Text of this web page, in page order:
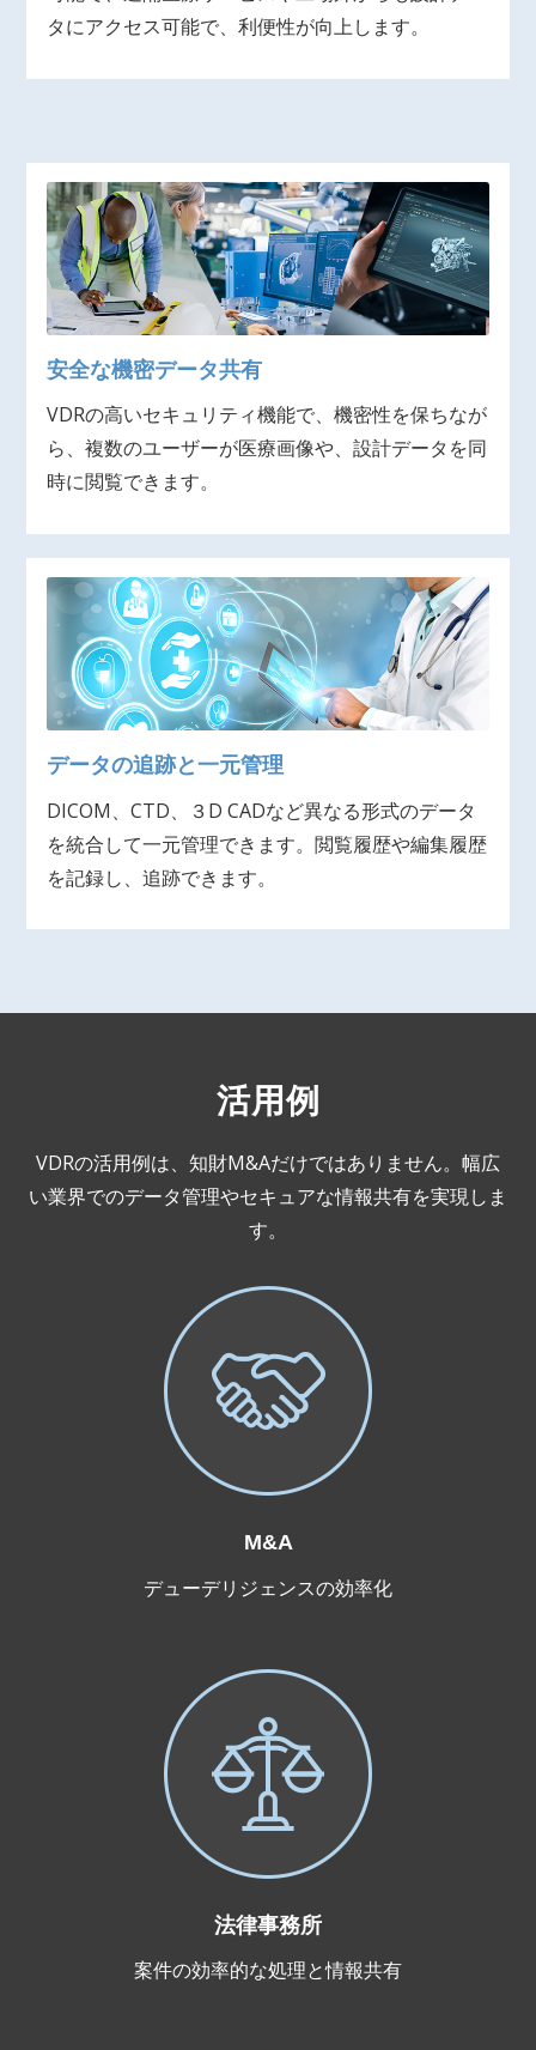
タにアクセス可能で、利便性が向上します。
安全な機密データ共有
VDRの高いセキュリティ機能で、機密性を保ちなが
ら、複数のユーザーが医療画像や、設計データを同
時に閲覧できます。
データの追跡と一元管理
DICOM、CTD、３D CADなど異なる形式のデータ
を統合して一元管理できます。閲覧履歴や編集履歴
を記録し、追跡できます。
活用例
VDRの活用例は、知財M&Aだけではありません。幅広
い業界でのデータ管理やセキュアな情報共有を実現しま
す。
M&A
デューデリジェンスの効率化
法律事務所
案件の効率的な処理と情報共有